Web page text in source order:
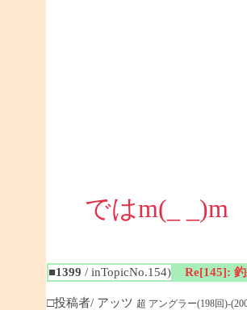
ではm(_ _)m
■1399 / inTopicNo.154) Re[145]:
□投稿者/ アッツ 超 アングラー(198回)-